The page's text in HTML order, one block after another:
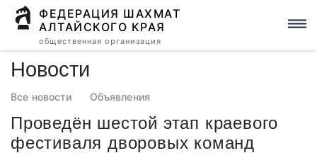
ФЕДЕРАЦИЯ ШАХМАТ
АЛТАЙСКОГО КРАЯ
общественная организация
Новости
Все новости Объявления
Проведён шестой этап краевого
фестиваля дворовых команд